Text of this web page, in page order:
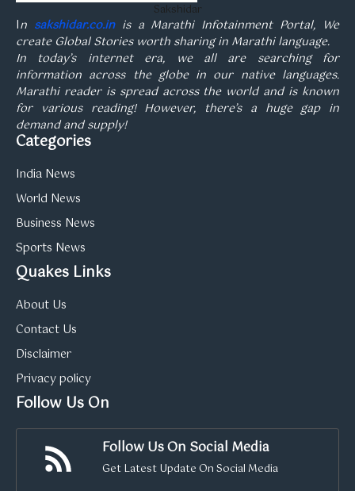
Sakshidar
In sakshidar.co.inis a Marathi Infotainment Portal, We
create Global Stories worth sharing in Marathi language.
In today’s internet era, we all are searching for
information across the globe in our native languages.
Marathi reader is spread across the world and is known
for various reading! However, there’s a huge gap in
demand and supply!
Categories
India News
World News
Business News
Sports News
Quakes Links
About Us
Contact Us
Disclaimer
Privacy policy
Follow Us On
Follow Us On Social Media
Get Latest Update On Social Media